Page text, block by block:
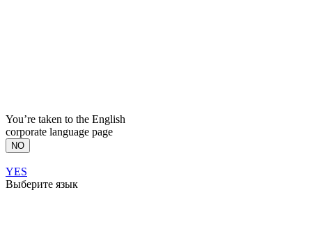
You’re taken to the English
corporate language page
NO
YES
Выберите язык